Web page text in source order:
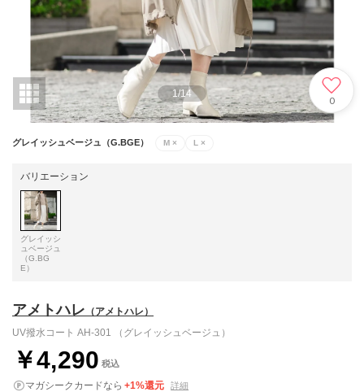
1/14
0
グレイッシュベージュ（G.BGE） M × L ×
バリエーション
グレイッシ
ュベージュ
（G.BG
E）
アメトハレ （アメトハレ）
UV撥水コート AH-301 （グレイッシュベージュ）
￥4,290 税込
マガシークカードなら +1%還元 詳細